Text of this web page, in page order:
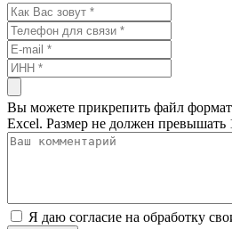
Вы можете прикрепить файл
Excel. Размер не должен превышать
Я даю согласие на обработку